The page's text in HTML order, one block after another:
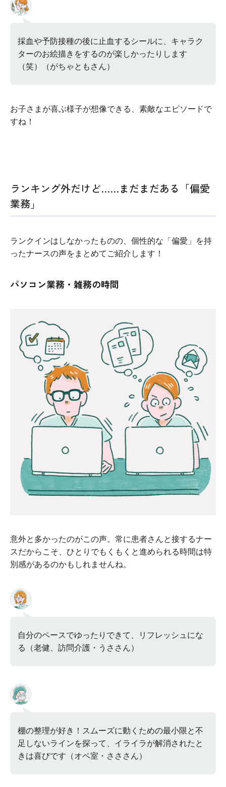
採血や予防接種の後に止血するシールに、キャラク
ターのお絵描きをするのが楽しかったりします
（笑）（がちゃともさん）
お子さまが喜ぶ様子が想像できる、素敵なエピソードで
すね！
ランキング外だけど……まだまだある「偏愛
業務」
ランクインはしなかったものの、個性的な「偏愛」を持
ったナースの声をまとめてご紹介します！
パソコン業務・雑務の時間
意外と多かったのがこの声。常に患者さんと接するナー
スだからこそ、ひとりでもくもくと進められる時間は特
別感があるのかもしれませんね。
自分のペースでゆったりできて、リフレッシュにな
る（老健、訪問介護・うささん）
棚の整理が好き！スムーズに動くための最小限と不
足しないラインを探って、イライラが解消されたと
きは喜びです（オペ室・さささん）